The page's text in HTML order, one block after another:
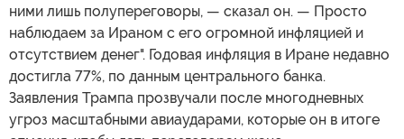
ними лишь полупереговоры, — сказал он. — Просто
наблюдаем за Ираном с его огромной инфляцией и
отсутствием денег". Годовая инфляция в Иране недавно
достигла 77%, по данным центрального банка.
Заявления Трампа прозвучали после многодневных
угроз масштабными авиаударами, которые он в итоге